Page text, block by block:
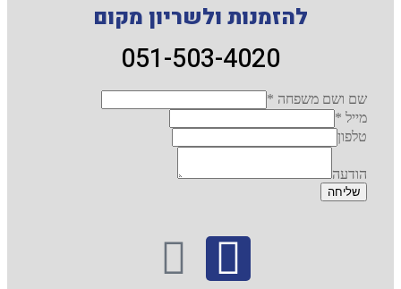
להזמנות ולשריון מקום
051-503-4020
שם ושם משפחה *
מייל *
טלפון
הודעה
שליחה